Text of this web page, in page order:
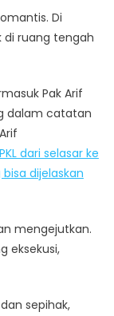
Di
ruang tengah
Pak Arif
dalam catatan
dari selasar ke
dijelaskan
mengejutkan.
eksekusi,
sepihak,